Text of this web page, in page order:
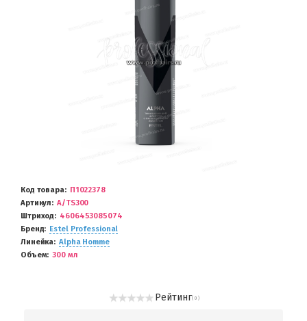
Код товара
П1022378
Артикул
A/TS300
Штриход
4606453085074
Бренд
Estel Professional
Линейка
Alpha Homme
Объем
300 мл
Рейтинг( 0 )